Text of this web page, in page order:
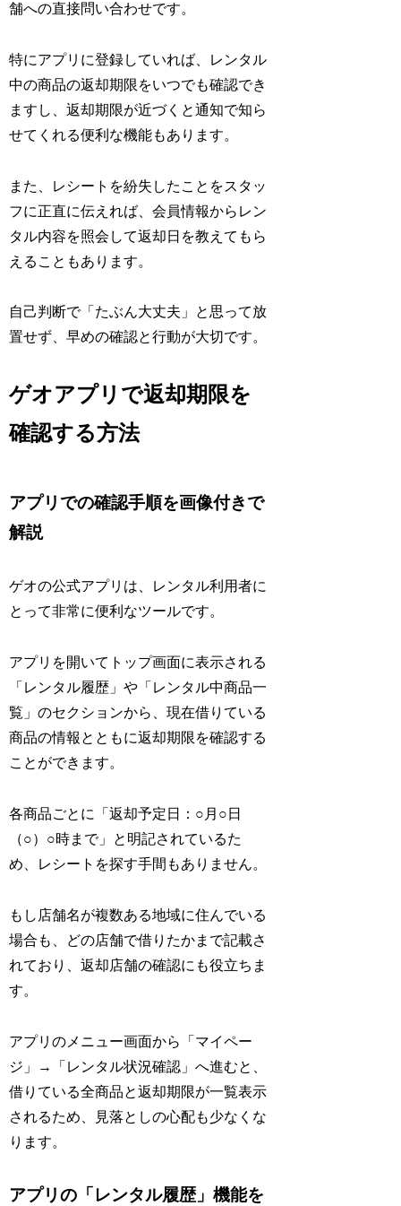
舗への直接問い合わせです。
特にアプリに登録していれば、レンタル
中の商品の返却期限をいつでも確認でき
ますし、返却期限が近づくと通知で知ら
せてくれる便利な機能もあります。
また、レシートを紛失したことをスタッ
フに正直に伝えれば、会員情報からレン
タル内容を照会して返却日を教えてもら
えることもあります。
自己判断で「たぶん大丈夫」と思って放
置せず、早めの確認と行動が大切です。
ゲオアプリで返却期限を
確認する方法
アプリでの確認手順を画像付きで
解説
ゲオの公式アプリは、レンタル利用者に
とって非常に便利なツールです。
アプリを開いてトップ画面に表示される
「レンタル履歴」や「レンタル中商品一
覧」のセクションから、現在借りている
商品の情報とともに返却期限を確認する
ことができます。
各商品ごとに「返却予定日：○月○日
（○）○時まで」と明記されているた
め、レシートを探す手間もありません。
もし店舗名が複数ある地域に住んでいる
場合も、どの店舗で借りたかまで記載さ
れており、返却店舗の確認にも役立ちま
す。
アプリのメニュー画面から「マイペー
ジ」→「レンタル状況確認」へ進むと、
借りている全商品と返却期限が一覧表示
されるため、見落としの心配も少なくな
ります。
アプリの「レンタル履歴」機能を